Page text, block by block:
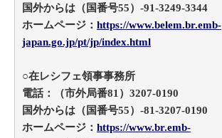
国外からは（国番号55）-91-3249-3344
ホームページ： https://www.belem.br.emb-
japan.go.jp/pt/jp/index.html
○在レシフェ領事事務所
電話：（市外局番81）3207-0190
国外からは（国番号55）-81-3207-0190
ホームページ： https://www.br.emb-